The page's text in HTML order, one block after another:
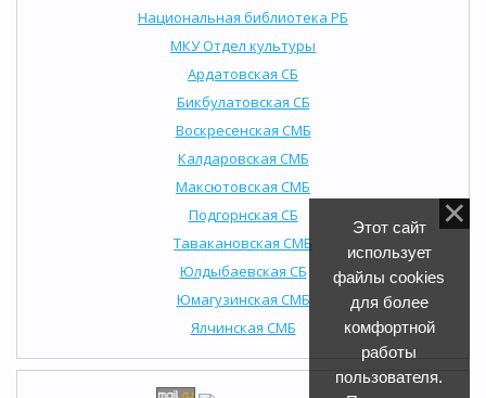
Национальная библиотека РБ
МКУ Отдел культуры
Ардатовская СБ
Бикбулатовская СБ
Воскресенская СМБ
Калдаровская СМБ
Максютовская СМБ
Подгорнская СБ
Тавакановская СМБ
Юлдыбаевская СБ
Юмагузинская СМБ
Ялчинская СМБ
Этот сайт
использует
файлы cookies
для более
комфортной
работы
пользователя.